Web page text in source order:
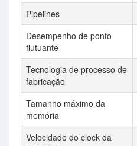
Pipelines
Desempenho de ponto
flutuante
Tecnologia de processo de
fabricação
Tamanho máximo da
memória
Velocidade do clock da